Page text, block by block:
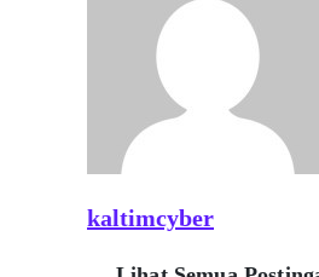
kaltimcyber